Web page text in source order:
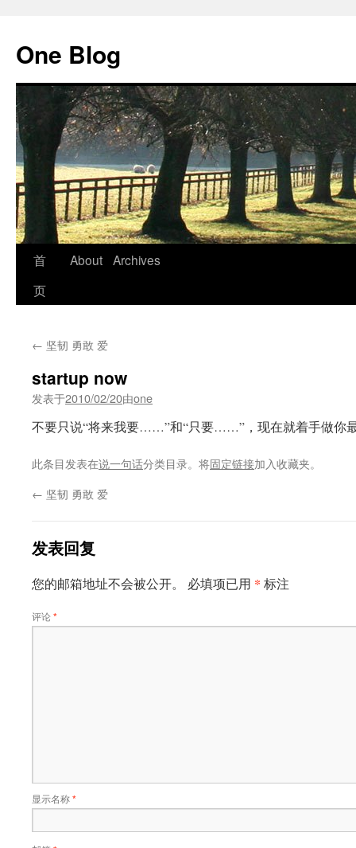
正
文
One Blog
首
页
About Archives
← 坚韧 勇敢 爱
startup now
发表于2010/02/20由one
不要只说“将来我要……”和“只要……”，现在就着手做你
此条目发表在说一句话分类目录。将固定链接加入收藏夹。
← 坚韧 勇敢 爱
发表回复
您的邮箱地址不会被公开。 必填项已用 * 标注
评论*
显示名称*